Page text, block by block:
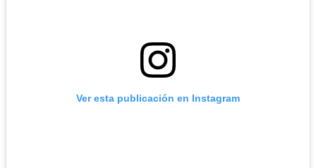
Ver esta publicación en Instagram